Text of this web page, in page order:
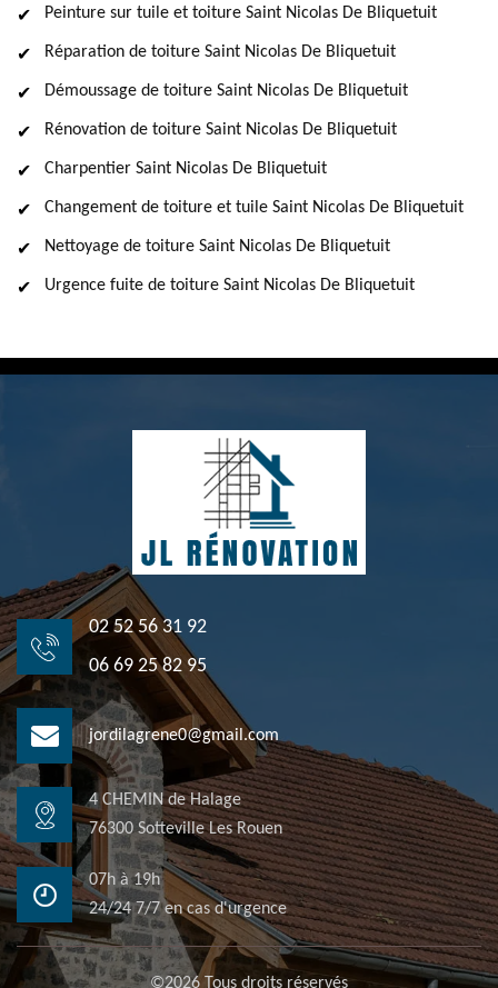
Peinture sur tuile et toiture Saint Nicolas De Bliquetuit
Réparation de toiture Saint Nicolas De Bliquetuit
Démoussage de toiture Saint Nicolas De Bliquetuit
Rénovation de toiture Saint Nicolas De Bliquetuit
Charpentier Saint Nicolas De Bliquetuit
Changement de toiture et tuile Saint Nicolas De Bliquetuit
Nettoyage de toiture Saint Nicolas De Bliquetuit
Urgence fuite de toiture Saint Nicolas De Bliquetuit
02 52 56 31 92
06 69 25 82 95
jordilagrene0@gmail.com
4 CHEMIN de Halage
76300 Sotteville Les Rouen
07h à 19h
24/24 7/7 en cas d'urgence
©2026 Tous droits réservés